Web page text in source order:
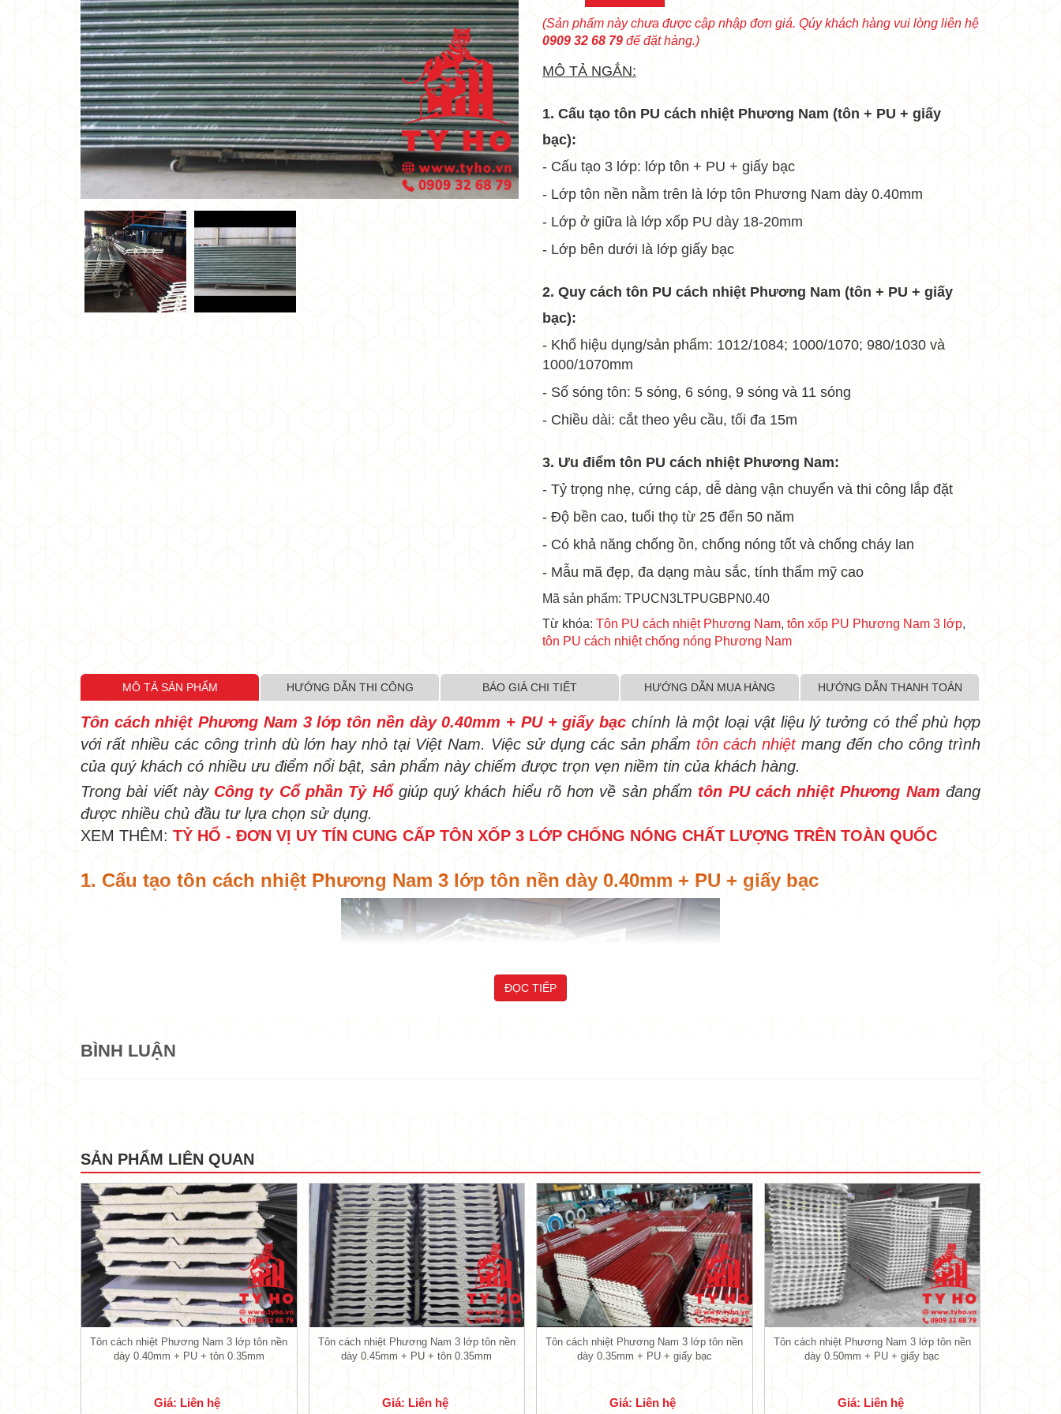
(Sản phẩm này chưa được cập nhập đơn giá. Qúy khách hàng vui lòng liên hệ
0909 32 68 79 để đặt hàng.)
MÔ TẢ NGẮN:
1. Cấu tạo tôn PU cách nhiệt Phương Nam (tôn + PU + giấy
bạc):
- Cấu tạo 3 lớp: lớp tôn + PU + giấy bạc
- Lớp tôn nền nằm trên là lớp tôn Phương Nam dày 0.40mm
- Lớp ở giữa là lớp xốp PU dày 18-20mm
- Lớp bên dưới là lớp giấy bạc
2. Quy cách tôn PU cách nhiệt Phương Nam (tôn + PU + giấy
bạc):
- Khổ hiệu dụng/sản phẩm: 1012/1084; 1000/1070; 980/1030 và
1000/1070mm
- Số sóng tôn: 5 sóng, 6 sóng, 9 sóng và 11 sóng
- Chiều dài: cắt theo yêu cầu, tối đa 15m
3. Ưu điểm tôn PU cách nhiệt Phương Nam:
- Tỷ trọng nhẹ, cứng cáp, dễ dàng vận chuyển và thi công lắp đặt
- Độ bền cao, tuổi thọ từ 25 đến 50 năm
- Có khả năng chống ồn, chống nóng tốt và chống cháy lan
- Mẫu mã đẹp, đa dạng màu sắc, tính thẩm mỹ cao
Mã sản phẩm: TPUCN3LTPUGBPN0.40
Từ khóa: Tôn PU cách nhiệt Phương Nam, tôn xốp PU Phương Nam 3 lớp,
tôn PU cách nhiệt chống nóng Phương Nam
MÔ TẢ SẢN PHẨM HƯỚNG DẪN THI CÔNG BÁO GIÁ CHI TIẾT HƯỚNG DẪN MUA HÀNG HƯỚNG DẪN THANH TOÁN
Tôn cách nhiệt Phương Nam 3 lớp tôn nền dày 0.40mm + PU + giấy bạc chính là một loại vật liệu lý tưởng có thể phù hợp
với rất nhiều các công trình dù lớn hay nhỏ tại Việt Nam. Việc sử dụng các sản phẩm tôn cách nhiệtmang đến cho công trình
của quý khách có nhiều ưu điểm nổi bật, sản phẩm này chiếm được trọn vẹn niềm tin của khách hàng.
Trong bài viết này Công ty Cổ phần Tỷ Hổgiúp quý khách hiểu rõ hơn về sản phẩm tôn PU cách nhiệt Phương Nam đang
được nhiều chủ đầu tư lựa chọn sử dụng.
XEM THÊM: TỶ HỔ - ĐƠN VỊ UY TÍN CUNG CẤP TÔN XỐP 3 LỚP CHỐNG NÓNG CHẤT LƯỢNG TRÊN TOÀN QUỐC
1. Cấu tạo tôn cách nhiệt Phương Nam 3 lớp tôn nền dày 0.40mm + PU + giấy bạc
Tôn xốp PU Tỷ Hổ cách nhiệt siêu đỉnh
1.1. Lớp thứ nhất tôn PU cách nhiệt Phương Nam 3 lớp
- Lớp tôn nền bên ngoài này đượcTỷ Hổliên doanh sản xuất cùng với tôn Phương Nam, loại tôn đã có thương hiệu lớn trên thị
trường và được khẳng định hơn 20 năm.
- Độ dày của lớp tôn Phương Nam 0.40mm, đảm bảo cho công trình và đảm bảo cho sản phẩm mái lợp luôn hoạt động tốt.
- Độ dày 0.40mm của tôn Phương Nam đảm bảo cho mái lợp luôn bền, đẹp dù phải thường xuyên chịu nhiều tác động tiêu cực
từ môi trường.
ĐỌC TIẾP
BÌNH LUẬN
SẢN PHẨM LIÊN QUAN
Tôn cách nhiệt Phương Nam 3 lớp tôn nền
dày 0.40mm + PU + tôn 0.35mm
Giá: Liên hệ
Tôn cách nhiệt Phương Nam 3 lớp tôn nền
dày 0.45mm + PU + tôn 0.35mm
Giá: Liên hệ
Tôn cách nhiệt Phương Nam 3 lớp tôn nền
dày 0.35mm + PU + giấy bạc
Giá: Liên hệ
Tôn cách nhiệt Phương Nam 3 lớp tôn nền
dày 0.50mm + PU + giấy bạc
Giá: Liên hệ
•
•
•
•
•
•
•
•